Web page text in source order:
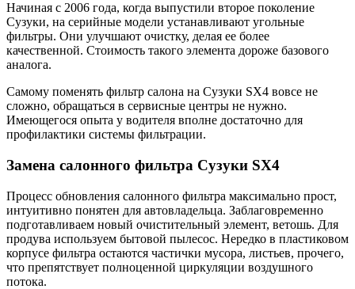
Начиная с 2006 года, когда выпустили второе поколение
Сузуки, на серийные модели устанавливают угольные
фильтры. Они улучшают очистку, делая ее более
качественной. Стоимость такого элемента дороже базового
аналога.
Самому поменять фильтр салона на Сузуки SX4 вовсе не
сложно, обращаться в сервисные центры не нужно.
Имеющегося опыта у водителя вполне достаточно для
профилактики системы фильтрации.
Замена салонного фильтра Сузуки SX4
Процесс обновления салонного фильтра максимально прост,
интуитивно понятен для автовладельца. Заблаговременно
подготавливаем новый очистительный элемент, ветошь. Для
продува используем бытовой пылесос. Нередко в пластиковом
корпусе фильтра остаются частички мусора, листьев, прочего,
что препятствует полноценной циркуляции воздушного
потока.